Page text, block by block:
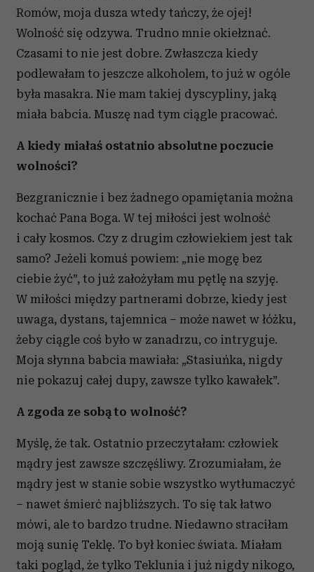
Romów, moja dusza wtedy tańczy, że ojej!
Wolność się odzywa. Trudno mnie okiełznać.
Czasami to nie jest dobre. Zwłaszcza kiedy
podlewałam to jeszcze alkoholem, to już w ogóle
była masakra. Nie mam takiej dyscypliny, jaką
miała babcia. Muszę nad tym ciągle pracować.
A kiedy miałaś ostatnio absolutne poczucie
wolności?
Bezgranicznie i bez żadnego opamiętania można
kochać Pana Boga. W tej miłości jest wolność
i cały kosmos. Czy z drugim człowiekiem jest tak
samo? Jeżeli komuś powiem: „nie mogę bez
ciebie żyć”, to już założyłam mu pętlę na szyję.
W miłości między partnerami dobrze, kiedy jest
uwaga, dystans, tajemnica – może nawet w łóżku,
żeby ciągle coś było w zanadrzu, co intryguje.
Moja słynna babcia mawiała: „Stasiuńka, nigdy
nie pokazuj całej dupy, zawsze tylko kawałek”.
A zgoda ze sobą to wolność?
Myślę, że tak. Ostatnio przeczytałam: człowiek
mądry jest zawsze szczęśliwy. Zrozumiałam, że
mądry jest w stanie sobie wszystko wytłumaczyć
– nawet śmierć najbliższych. To się tak łatwo
mówi, ale to bardzo trudne. Niedawno straciłam
moją sunię Teklę. To był koniec świata. Miałam
taki pogląd, że tylko Teklunia i już nigdy nikogo,